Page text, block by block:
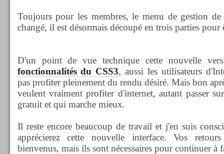
Toujours pour les membres, le menu de gestion
changé, il est désormais découpé en trois parties pour
D'un point de vue technique cette nouvelle
fonctionnalités du CSS3, aussi les utilisateurs
pas profiter pleinement du rendu désiré. Mais bon
veulent vraiment profiter d'internet, autant passer
gratuit et qui marche mieux.
Il reste encore beaucoup de travail et j'en suis
apprécierez cette nouvelle interface. Vos
bienvenus, mais ils sont nécessaires pour continuer à